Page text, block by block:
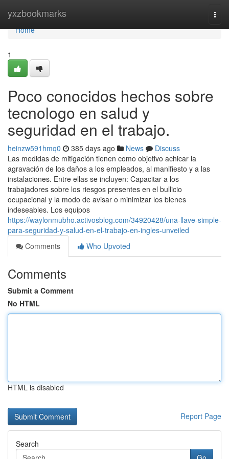
yxzbookmarks
Home
Home
1
Poco conocidos hechos sobre
tecnologo en salud y
seguridad en el trabajo.
heinzw591hmq0 385 days ago News
Discuss
Las medidas de mitigación tienen como objetivo achicar la
agravación de los daños a los empleados, al manifiesto y a las
instalaciones. Entre ellas se incluyen: Capacitar a los
trabajadores sobre los riesgos presentes en el bullicio
ocupacional y la modo de avisar o minimizar los bienes
indeseables. Los equipos
https://waylonmubho.activosblog.com/34920428/una-llave-simple-
para-seguridad-y-salud-en-el-trabajo-en-ingles-unveiled
Comments
Who Upvoted
Comments
Submit a Comment
No HTML
HTML is disabled
Report Page
Search